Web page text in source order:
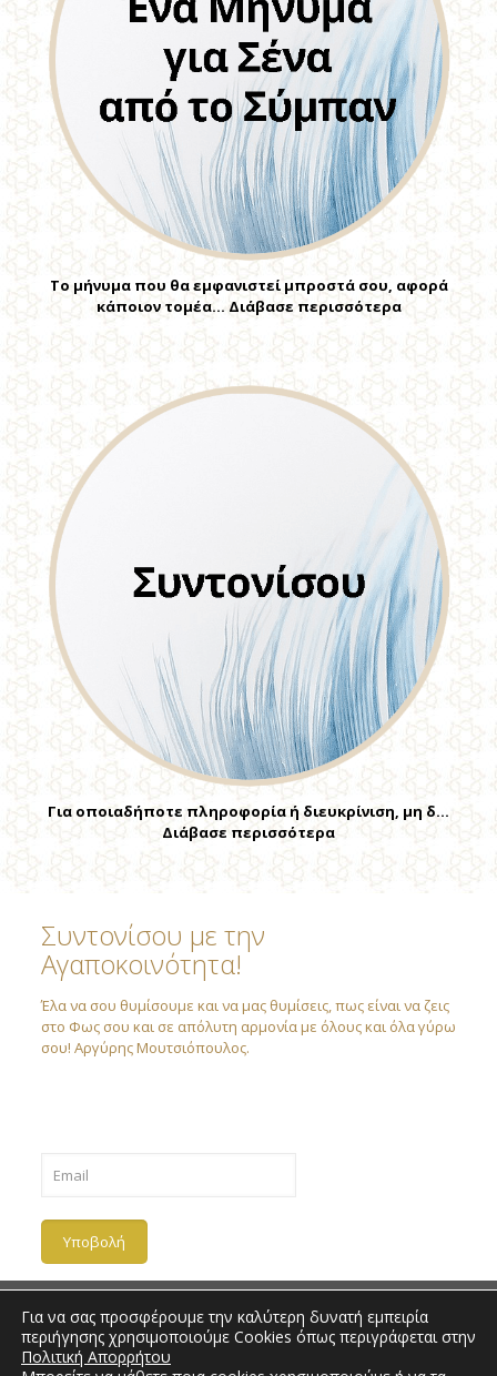
Το μήνυμα που θα εμφανιστεί μπροστά σου, αφορά
κάποιον τομέα… Διάβασε περισσότερα
Για οποιαδήποτε πληροφορία ή διευκρίνιση, μη δ…
Διάβασε περισσότερα
Συντονίσου με την
Αγαποκοινότητα!
Έλα να σου θυμίσουμε και να μας θυμίσεις, πως είναι να ζεις
στο Φως σου και σε απόλυτη αρμονία με όλους και όλα γύρω
σου! Αργύρης Μουτσιόπουλος.
Copyright 2018 | Love Community | Πολιτική Απορρήτου
Για να σας προσφέρουμε την καλύτερη δυνατή εμπειρία
περιήγησης χρησιμοποιούμε Cookies όπως περιγράφεται στην
Πολιτική Απορρήτου